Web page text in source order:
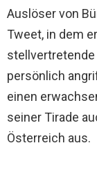
Auslöser von
Tweet, in dem
stellvertretende
persönlich
einen
seiner Tirade
Österreich aus.